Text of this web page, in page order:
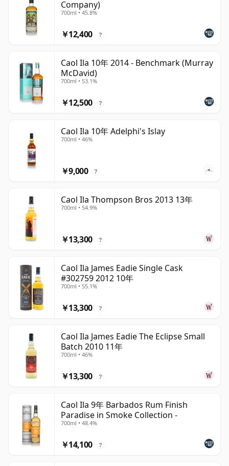
Company)
700ml • 45.8%
￥12,400 ?
Caol Ila 10年 2014 - Benchmark (Murray
McDavid)
700ml • 53.1%
￥12,500 ?
Caol Ila 10年 Adelphi's Islay
700ml • 46%
￥9,000 ?
Caol Ila Thompson Bros 2013 13年
700ml • 54.9%
￥13,300 ?
Caol Ila James Eadie Single Cask
#302759 2012 10年
700ml • 55.1%
￥13,300 ?
Caol Ila James Eadie The Eclipse Small
Batch 2010 11年
700ml • 46%
￥13,300 ?
Caol Ila 9年 Barbados Rum Finish
Paradise in Smoke Collection -
700ml • 48.4%
￥14,100 ?